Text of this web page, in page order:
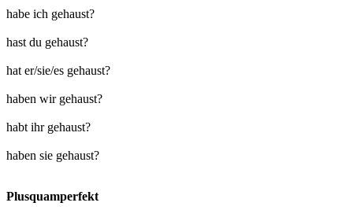
habe ich gehaust?
hast du gehaust?
hat er/sie/es gehaust?
haben wir gehaust?
habt ihr gehaust?
haben sie gehaust?
Plusquamperfekt